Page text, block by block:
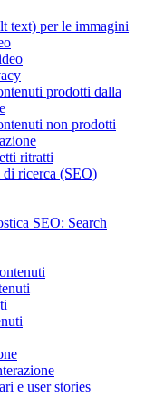
text) per le immagini
prodotti dalla
non prodotti
ritratti
ricerca (SEO)
SEO: Search
e user stories